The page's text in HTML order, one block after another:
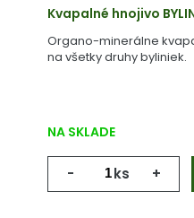
Kvapalné hnojivo
Organo-minerálne
na všetky druhy byliniek.
NA SKLADE
- ks +